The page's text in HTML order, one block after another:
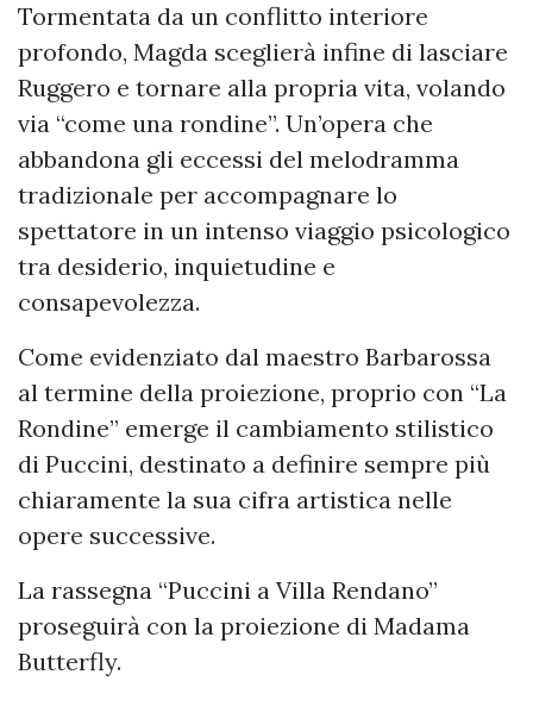
Tormentata da un conflitto interiore
profondo, Magda sceglierà infine di lasciare
Ruggero e tornare alla propria vita, volando
via “come una rondine”. Un’opera che
abbandona gli eccessi del melodramma
tradizionale per accompagnare lo
spettatore in un intenso viaggio psicologico
tra desiderio, inquietudine e
consapevolezza.
Come evidenziato dal maestro Barbarossa
al termine della proiezione, proprio con “La
Rondine” emerge il cambiamento stilistico
di Puccini, destinato a definire sempre più
chiaramente la sua cifra artistica nelle
opere successive.
La rassegna “Puccini a Villa Rendano”
proseguirà con la proiezione di Madama
Butterfly.